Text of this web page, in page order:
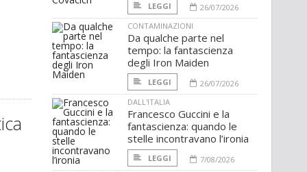
LEGGI
26/07/2026
CONTAMINAZIONI
Da qualche parte nel
tempo: la fantascienza
degli Iron Maiden
LEGGI
26/07/2026
DALL'ITALIA
Francesco Guccini e la
fantascienza: quando le
stelle incontravano l’ironia
LEGGI
7/08/2026